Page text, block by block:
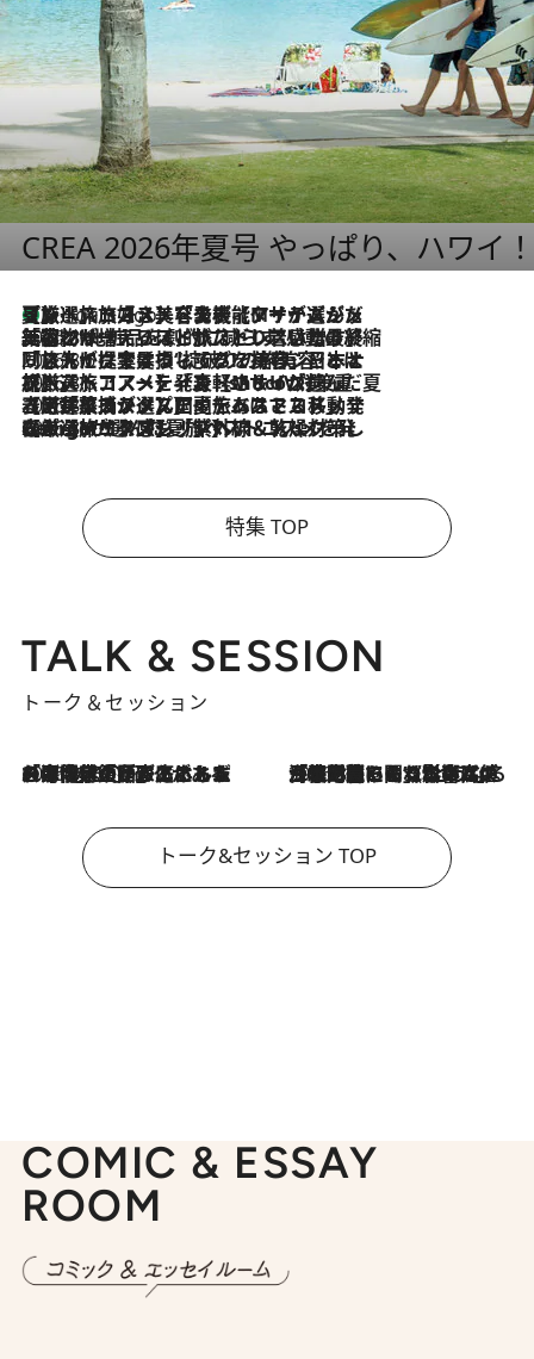
CREA 2026年夏号 やっぱり、ハワイ
4 Hours Ago
【厳選旅コスメ】「多機能アイテムがメイン！」旅好き美容エディターが選んだ夏旅ベストコスメを発表【Mサイズジップ】
2026.8.6
「荷物が増えるほど旅ストレスは増す」美容ジャーナリストがたどり着いた最終結論。“化粧品を劇的に減らす”感動の凝縮美容とは
2026.8.6
「旅先には金髪ウィッグを持参」日本と同じメイクでは損してる!? 美容ジャーナリストが提案する“掟破りの旅美容”とは
2026.8.6
【厳選旅コスメ】「身軽さ＆UV対策重視！」ヘアアーティストshucoが選んだ夏旅ベストコスメを発表【Mサイズジップ】
2026.8.5
【厳選旅コスメ】国内をあちこち移動する河井菜摘が選んだ夏旅ベストコスメ発表！「リラックスアイテムはマスト」【Mサイズジップ】
2026.8.4
【厳選旅コスメ】「紫外線＆乾燥対策しながらメイク感も！」ヘア＆メイクGeorgeが選んだ夏旅ベストコスメを発表！【Mサイズジップ】
特集 TOP
TALK & SESSION
トーク＆セッション
2026.8.3
「今後値上げがあるとすれば…」「リスクがあるのは今年の冬」エネルギー専門家が語る、ホルムズ海峡封鎖が家庭にもたらす“ある心配” 2026.8.3
「住宅建てられない…」「サーチャージ料の高値が続いている」ホルムズ海峡封鎖による影響はいつまで続く？《エネルギー専門家に聞く“どうなる日本の暮らし”》
トーク&セッション TOP
COMIC & ESSAY
ROOM